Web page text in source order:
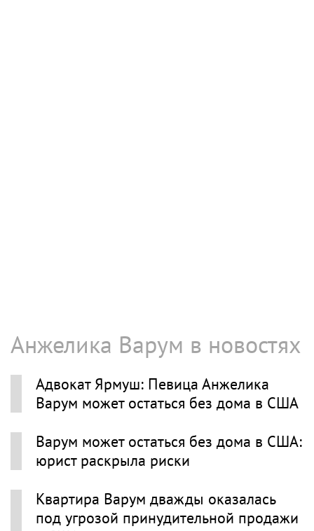
Анжелика Варум в новостях
Адвокат Ярмуш: Певица Анжелика
Варум может остаться без дома в США
Варум может остаться без дома в США:
юрист раскрыла риски
Квартира Варум дважды оказалась
под угрозой принудительной продажи